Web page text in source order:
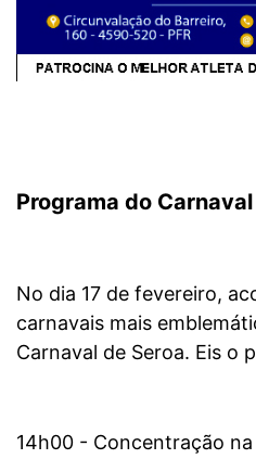
Programa do
No dia 17 de fevereiro,
carnavais mais
Carnaval de Seroa. Eis o
14h00 - Concentração